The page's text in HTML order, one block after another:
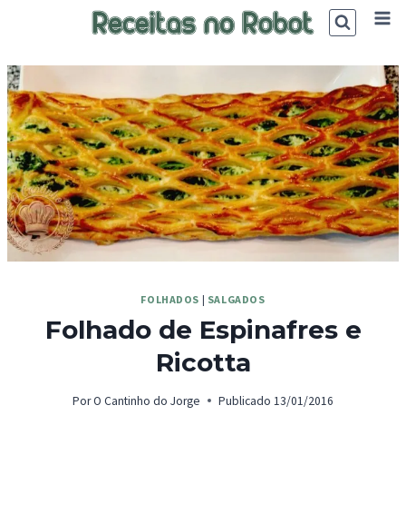
FOLHADOS | SALGADOS
Folhado de Espinafres e
Ricotta
PorO Cantinho do Jorge Publicado 13/01/2016